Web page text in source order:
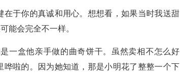
于你的真诚和用心。想想看，如果当时我送甜
能会完全不一样。
一盒他亲手做的曲奇饼干。虽然卖相不怎么好
啦的。因为她知道，那是小明花了整整一个下